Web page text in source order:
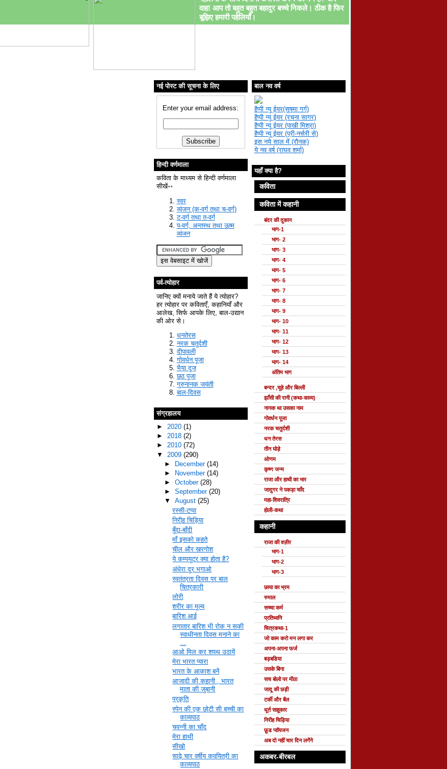
वाह! आप तो बहुत बहुत बहादुर बच्चे निकले। ठीक है फिर
बूझिए हमारी पहेलियाँ।
नई पोस्ट की सूचना के लिए
Enter your email address:
हिन्दी वर्णमाला
कविता के माध्यम से हिन्दी वर्णमाला
सीखें॰॰
स्वर
व्यंजन (क-वर्ग तथा च-वर्ग)
ट-वर्ग तथा त-वर्ग
प-वर्ग, अन्तस्थ तथा ऊष्म
व्यंजन
पर्व-त्योहार
जानिए क्यों मनाये जाते हैं ये त्योहार?
हर त्योहार पर कविताएँ, कहानियाँ और
आलेख, सिर्फ आपके लिए, बाल-उद्यान
की ओर से।
धनतेरस
नरक चतुर्दशी
दीपावली
गोवर्धन पूजा
भैया दूज
छठ पूजा
गुरुनानक जयंती
बाल-दिवस
संग्रहालय
► 2020 (1)
► 2018 (2)
► 2010 (72)
▼ 2009 (290)
►
December (14)
►
November (14)
► October (28)
► September (20)
▼ August (25)
रस्सी-टप्पा
निरीह चिड़िया
बूँदा-बाँदी
माँ इसको कहते
चील और खरगोश
ये कम्पयूटर क्या होता है?
अंधेरा दूर भगाओ
स्वतंत्रता दिवस पर बाल
चित्रकारी
लोरी
शरीर का मूल्य
बारिश आई
लगातार बारिश भी रोक न सकी
स्वाधीनता दिवस मनाने का
आओ मिल कर शपथ उठायें
मेरा भारत प्यारा
भारत के आकाश बनें
आजादी की कहानी , भारत
माता की जुबानी
प्रकृति
स्पेन की एक छोटी सी बच्ची का
काव्यपाठ
चवन्नी का चाँद
मेरा हाथी
सीखो
साढ़े चार वर्षीय कवयित्री का
काव्यपाठ
बाल नव वर्ष
हैप्पी न्यू ईयर(सुषमा गर्ग)
हैप्पी न्यू ईयर (रचना सागर)
हैप्पी न्यू ईयर (पाखी मिश्रा)
हैप्पी न्यू ईयर (प्री-नर्सरी से)
इस नये साल में (रौनक)
ये नव वर्ष (राघव शर्मा)
यहाँ क्या है?
कविता
कविता में कहानी
बंदर की दुकान
भाग-1
भाग- 2
भाग- 3
भाग- 4
भाग- 5
भाग- 6
भाग- 7
भाग- 8
भाग- 9
भाग- 10
भाग- 11
भाग- 12
भाग- 13
भाग- 14
अंतिम भाग
बन्दर ,चूहे और बिल्ली
झाँसी की रानी (कथा-काव्य)
नानक था उसका नाम
गोवर्धन पूजा
नरक चतुर्दशी
धन तेरस
तीन घोड़े
ओणम
कृष्ण जन्म
राजा और हाथी का भार
जादुगर ने पकड़ा चाँद
महा-शिवरात्रि
होली-कथा
कहानी
राजा की वज़ीर
भाग-1
भाग-2
भाग-3
छाया का भ्रम
रुमाल
सच्चा कर्म
प्रतिध्वनि
चित्रकथा-1
जो काम करो मन लगा कर
अपना-अपना फर्ज
बड़बडिया
उसके बिना
सच बोलो पर मीठा
जादू की छड़ी
टर्की और बैल
धूर्त साहूकार
निरीह चिड़िया
फ़ूड प्वॉयजन
अब दो नहीं चार दिन लगेंगे
अकबर-बीरबल